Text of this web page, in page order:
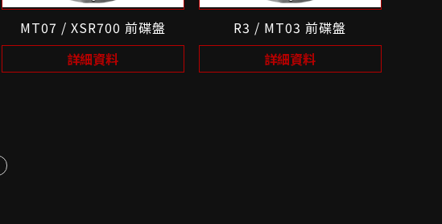
MT07 / XSR700 前碟盤
詳細資料
R3 / MT03 前碟盤
詳細資料